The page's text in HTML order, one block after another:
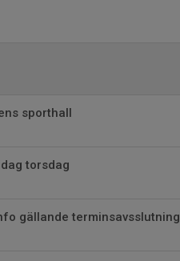
sporthall
torsdag
gällande terminsavsslutning